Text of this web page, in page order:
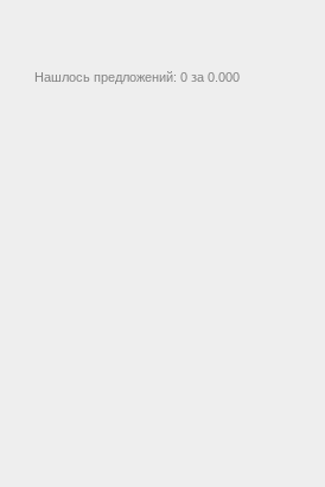
Нашлось предложений: 0 за 0.000